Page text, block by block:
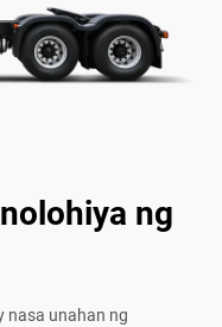
ng
nasa unahan ng